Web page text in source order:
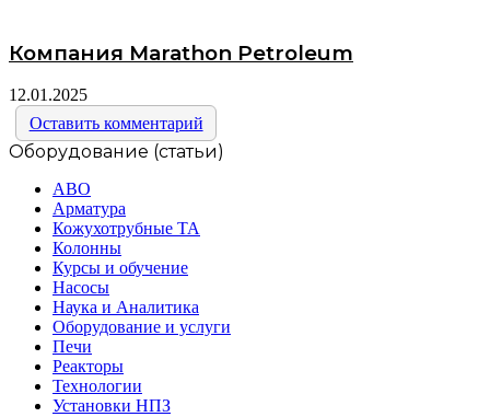
Компания Marathon Petroleum
12.01.2025
Оставить комментарий
Оборудование (статьи)
АВО
Арматура
Кожухотрубные ТА
Колонны
Курсы и обучение
Насосы
Наука и Аналитика
Оборудование и услуги
Печи
Реакторы
Технологии
Установки НПЗ